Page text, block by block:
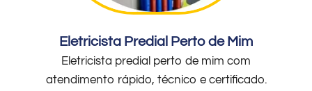
Eletricista Predial Perto de Mim
Eletricista predial perto de mim com
atendimento rápido, técnico e certificado.